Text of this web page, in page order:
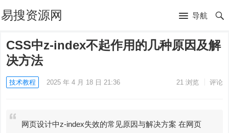
易搜资源网 导航
CSS中z-index不起作用的几种原因及解
决方法
技术教程 2025 年 4 月 18 日 21:36 21浏览 评论
网页设计中z-index失效的常见原因与解决方案 在网页